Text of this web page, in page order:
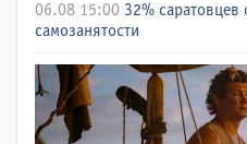
06.08 15:00 32%
самозанятости